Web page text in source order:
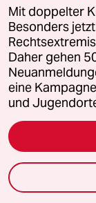
klima update°
Mauerecho
Freie Rede
reingehen
Newsletter
Mit doppelter
Besonders
Daher gehen
eine
und